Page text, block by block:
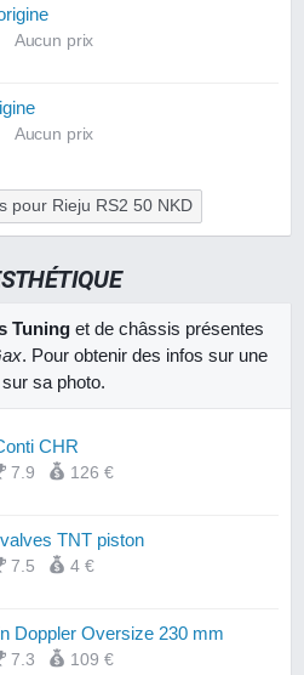
Aucun prix
Aucun prix
pour Rieju RS2 50 NKD
Tuning et de châssis présentes
. Pour obtenir des infos sur une
sa photo.
CHR
7.9 126 €
TNT piston
7.5 4 €
Doppler Oversize 230 mm
7.3 109 €